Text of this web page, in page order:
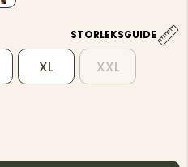
STORLEKSGUIDE
XL XXL